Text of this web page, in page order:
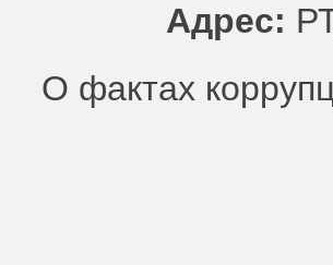
Адрес:
О фактах